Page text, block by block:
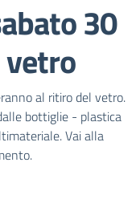
30
al ritiro del vetro.
bottiglie - plastica
Vai alla